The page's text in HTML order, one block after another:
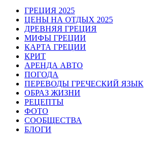
ГРЕЦИЯ 2025
ЦЕНЫ НА ОТДЫХ 2025
ДРЕВНЯЯ ГРЕЦИЯ
МИФЫ ГРЕЦИИ
КАРТА ГРЕЦИИ
КРИТ
АРЕНДА АВТО
ПОГОДА
ПЕРЕВОДЫ ГРЕЧЕСКИЙ ЯЗЫК
ОБРАЗ ЖИЗНИ
РЕЦЕПТЫ
ФОТО
СООБЩЕСТВА
БЛОГИ